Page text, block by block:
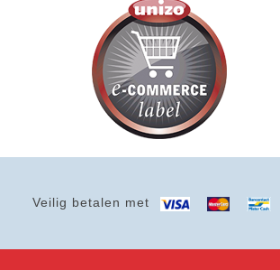
Veilig betalen met